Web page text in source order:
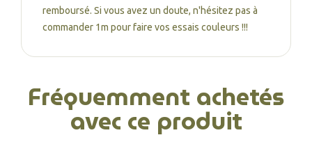
remboursé. Si vous avez un doute, n'hésitez pas à
commander 1m pour faire vos essais couleurs !!!
Fréquemment achetés
avec ce produit